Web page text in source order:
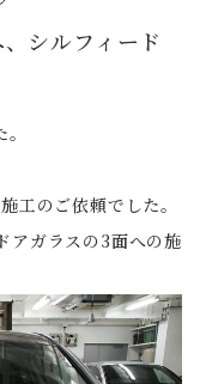
シルフィード
工のご依頼でした。
アガラスの3面への施